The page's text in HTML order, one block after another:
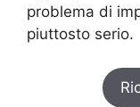
problema di
piuttosto serio.